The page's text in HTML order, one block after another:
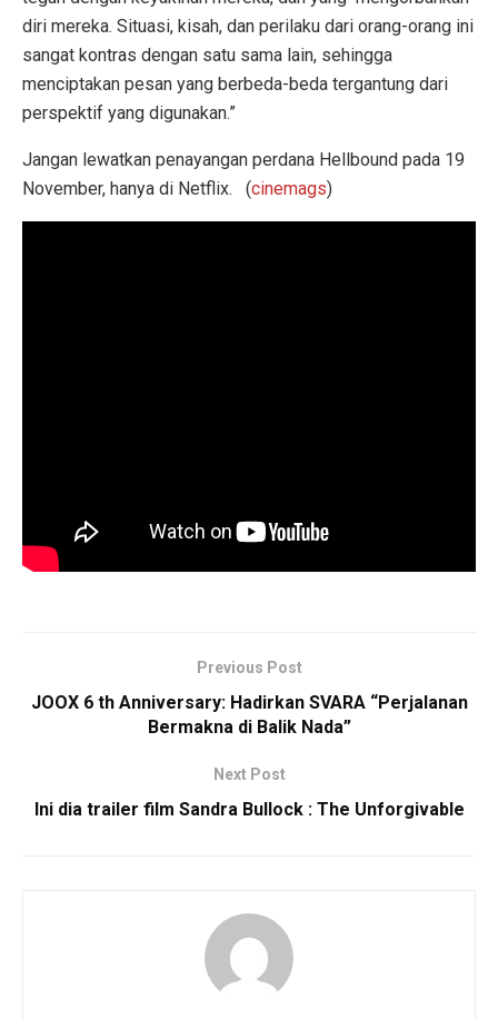
diri mereka. Situasi, kisah, dan perilaku dari orang-orang ini
sangat kontras dengan satu sama lain, sehingga
menciptakan pesan yang berbeda-beda tergantung dari
perspektif yang digunakan.”
Jangan lewatkan penayangan perdana Hellbound pada 19
November, hanya di Netflix. (cinemags)
Previous Post
JOOX 6 th Anniversary: Hadirkan SVARA “Perjalanan
Bermakna di Balik Nada”
Next Post
Ini dia trailer film Sandra Bullock : The Unforgivable